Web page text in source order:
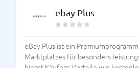
ebay Plus
eBay Plus ist ein
Marktplatzes für besonders